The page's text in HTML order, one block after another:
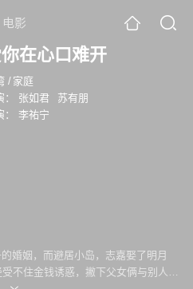
电影
在心口难开
/ 家庭
张如君
苏有朋
李祐宁
婚姻，而避居小岛，志嘉娶了明月
不住金钱诱惑，撇下父女俩与别人去